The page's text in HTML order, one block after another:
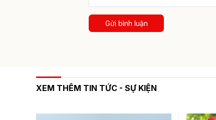
Gửi bình luận
XEM THÊM TIN TỨC - SỰ KIỆN